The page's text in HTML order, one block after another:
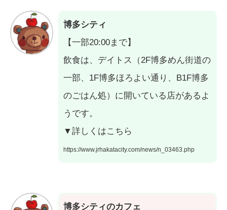
博多シティ
【一部20:00まで】
飲食は、デイトス（2F博多めん街道の
一部、1F博多ほろよい通り、B1F博多
のごはん処）に開いている店があるよ
うです。
▼詳しくはこちら
https://www.jrhakatacity.com/news/n_03463.php
博多シティのカフェ